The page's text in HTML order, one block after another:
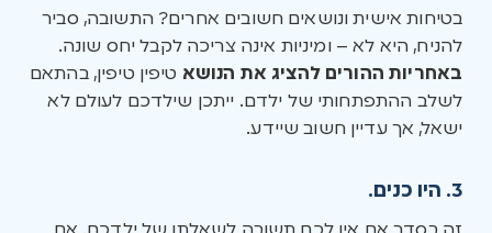
בטיחות אישית ונושאים חשובים אחרים? התשובה, סביר
להניח, היא לא – ומיניות אינה צריכה לקבל יחס שונה.
באחריות ההורים להציג את הנושא טיפין טיפין, בהתאם
לשלב ההתפתחותי של ילדם. ייתכן שילדכם לעולם לא
ישאל, אך עדיין חשוב שיידע.
3. היו כנים.